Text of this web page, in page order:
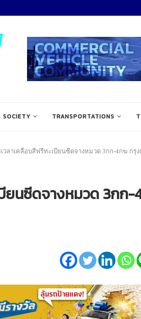
SOCIETY TRANSPORTATIONS
วลาเคลือบสีฟรีทะเบียนซีดจางหมวด 3กก-4กฆ กรุง
ยนซีดจางหมวด 3กก-